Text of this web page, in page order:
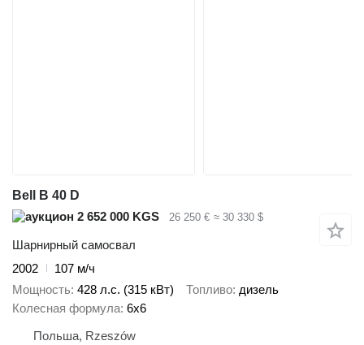
Bell B 40 D
2 652 000 KGS
26 250 € ≈ 30 330 $
Шарнирный самосвал
2002
107 м/ч
Мощность 428 л.с. (315 кВт) Топливо дизель
Колесная формула 6x6
Польша, Rzeszów